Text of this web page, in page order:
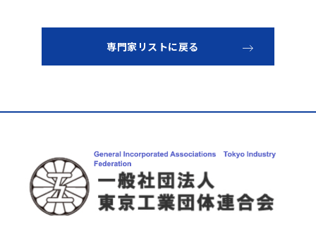
専門家リストに戻る